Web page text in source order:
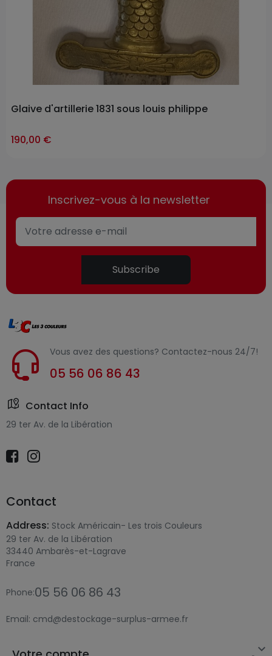
items
Glaive d'artillerie 1831 sous louis philippe
190,00 €
Inscrivez-vous à la newsletter
Subscribe
Vous avez des questions? Contactez-nous 24/7!
05 56 06 86 43
Contact Info
29 ter Av. de la Libération
Contact
Address: Stock Américain- Les trois Couleurs
29 ter Av. de la Libération
33440 Ambarès-et-Lagrave
France
Phone:05 56 06 86 43
Email: cmd@destockage-surplus-armee.fr
